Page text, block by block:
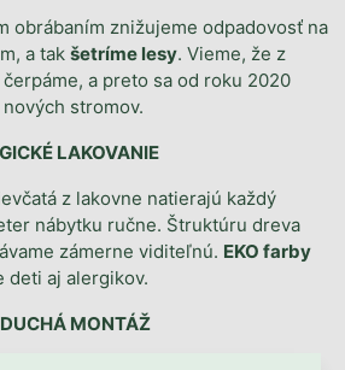
obrábaním znižujeme odpadovosť na
a tak šetríme lesy. Vieme, že z
a preto sa od roku 2020
stromov.
LAKOVANIE
z lakovne natierajú každý
nábytku ručne. Štruktúru dreva
zámerne viditeľnú. EKO farby
deti aj alergikov.
MONTÁŽ